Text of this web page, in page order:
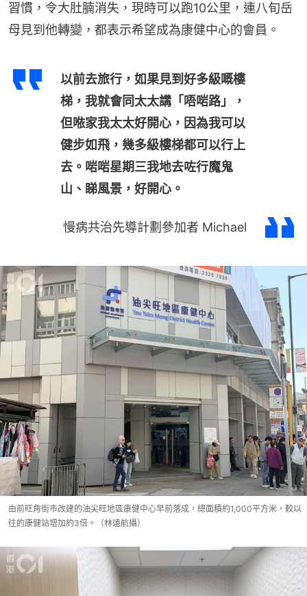
習慣，令大肚腩消失，現時可以跑10公里，連八旬岳
母見到他轉變，都表示希望成為康健中心的會員。
以前去旅行，如果見到好多級嘅樓
梯，我就會同太太講「唔啱路」，
但𠵱家我太太好開心，因為我可以
健步如飛，幾多級樓梯都可以行上
去。啱啱星期三我地去咗行魔鬼
山、睇風景，好開心。
慢病共治先導計劃參加者 Michael
由前旺角街市改建的油尖旺地區康健中心早前落成，總面積約1,000平方米，較以
往的康健站增加約3倍。（林遠航攝）